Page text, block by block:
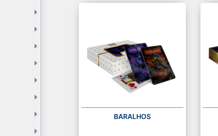
BARALHOS